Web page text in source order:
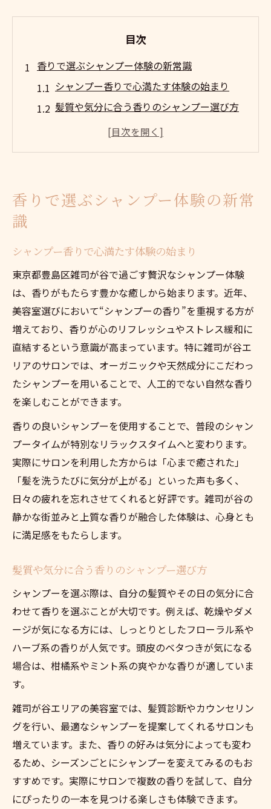
目次
香りで選ぶシャンプー体験の新常識
シャンプー香りで心満たす体験の始まり
髪質や気分に合う香りのシャンプー選び方
シャンプー香りがもたらす癒しの効果とは
時間
雑司が谷で叶う贅沢なシャンプー香り体験
シャンプー香りが極上サロン体験を演出
豊かなシャンプー香りが心身をリセット
雑司が谷サロンで特別な香りを楽しむ方法
心満たす贅沢なシャンプー香り探し
シャンプー香りで心まで満たされる理由
贅沢な香りが楽しめるシャンプーの選び方
気分が上がるシャンプー香りの特徴を解説
シャンプー香りが与える特別な癒し効果
理想の香りを探すシャンプー体験のコツ
シャンプー香りを自宅ケアで楽しむ方法
理想の香りシャンプーを見極めるポイント
自宅でも満足できるシャンプー香りの選択
毎日使いたくなる香りのシャンプーの選び
方
オーガニックシャンプー香り体験のすすめ
シャンプー香りを楽しむオーガニック体験
オーガニックシャンプー香りの特徴と魅力
香りで選ぶオーガニックシャンプーの効果
オーガニックシャンプー香りの選び方ガイ
ド
上質な香りを求める人へ雑司が谷での過ごし方
雑司が谷で体験する上質シャンプー香り
香りを重視したシャンプーサロンの選び方
香りで選ぶシャンプー体験の新常
識
シャンプー香りで心満たす体験の始まり
東京都豊島区雑司が谷で過ごす贅沢なシャンプー体験
は、香りがもたらす豊かな癒しから始まります。近年、
美容室選びにおいて“シャンプーの香り”を重視する方が
増えており、香りが心のリフレッシュやストレス緩和に
直結するという意識が高まっています。特に雑司が谷エ
リアのサロンでは、オーガニックや天然成分にこだわっ
たシャンプーを用いることで、人工的でない自然な香り
を楽しむことができます。
香りの良いシャンプーを使用することで、普段のシャン
プータイムが特別なリラックスタイムへと変わります。
実際にサロンを利用した方からは「心まで癒された」
「髪を洗うたびに気分が上がる」といった声も多く、
日々の疲れを忘れさせてくれると好評です。雑司が谷の
静かな街並みと上質な香りが融合した体験は、心身とも
に満足感をもたらします。
髪質や気分に合う香りのシャンプー選び方
シャンプーを選ぶ際は、自分の髪質やその日の気分に合
わせて香りを選ぶことが大切です。例えば、乾燥やダメ
ージが気になる方には、しっとりとしたフローラル系や
ハーブ系の香りが人気です。頭皮のベタつきが気になる
場合は、柑橘系やミント系の爽やかな香りが適していま
す。
雑司が谷エリアの美容室では、髪質診断やカウンセリン
グを行い、最適なシャンプーを提案してくれるサロンも
増えています。また、香りの好みは気分によっても変わ
るため、シーズンごとにシャンプーを変えてみるのもお
すすめです。実際にサロンで複数の香りを試して、自分
にぴったりの一本を見つける楽しさも体験できます。